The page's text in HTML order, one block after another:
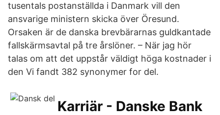
tusentals postanställda i Danmark vill den
ansvarige ministern skicka över Öresund.
Orsaken är de danska brevbärarnas guldkantade
fallskärmsavtal på tre årslöner. – När jag hör
talas om att det uppstår väldigt höga kostnader i
den Vi fandt 382 synonymer for del.
Karriär - Danske Bank